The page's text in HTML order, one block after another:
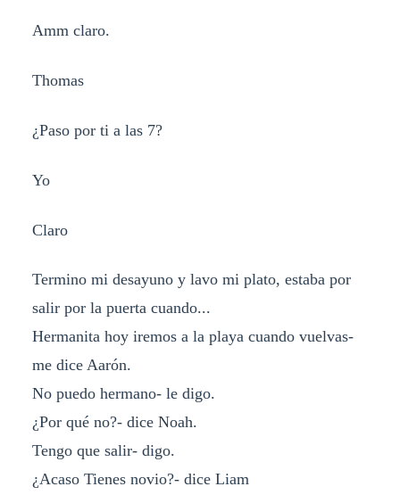
Amm claro.
Thomas
¿Paso por ti a las 7?
Yo
Claro
Termino mi desayuno y lavo mi plato, estaba por
salir por la puerta cuando...
Hermanita hoy iremos a la playa cuando vuelvas-
me dice Aarón.
No puedo hermano- le digo.
¿Por qué no?- dice Noah.
Tengo que salir- digo.
¿Acaso Tienes novio?- dice Liam